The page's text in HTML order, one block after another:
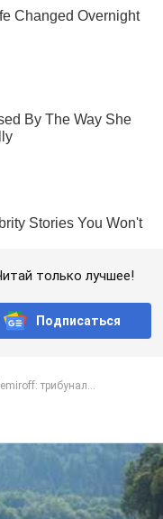
только лучшее!
Подписаться
трибунал...